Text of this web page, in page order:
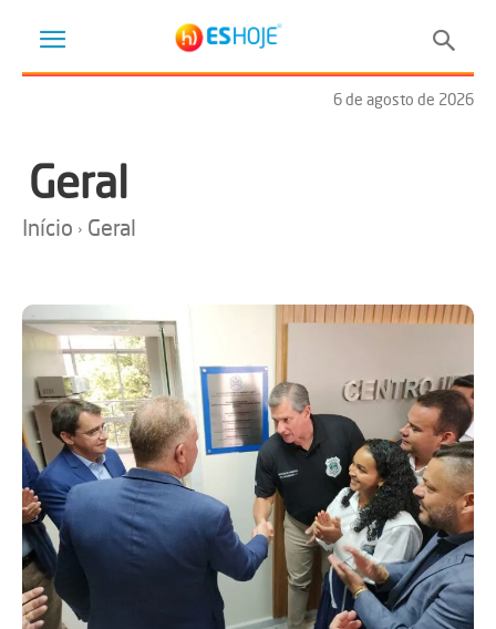
6 de agosto de 2026
Geral
Início Geral